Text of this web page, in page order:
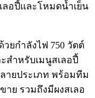
อปี้และโหมดน้ำเย็น
วยกำลังไฟ 750 วัตต์
สำหรับเมนูสเลอปี้
ายประเภท พร้อมทีม
ย รวมถึงมีผงสเลอ